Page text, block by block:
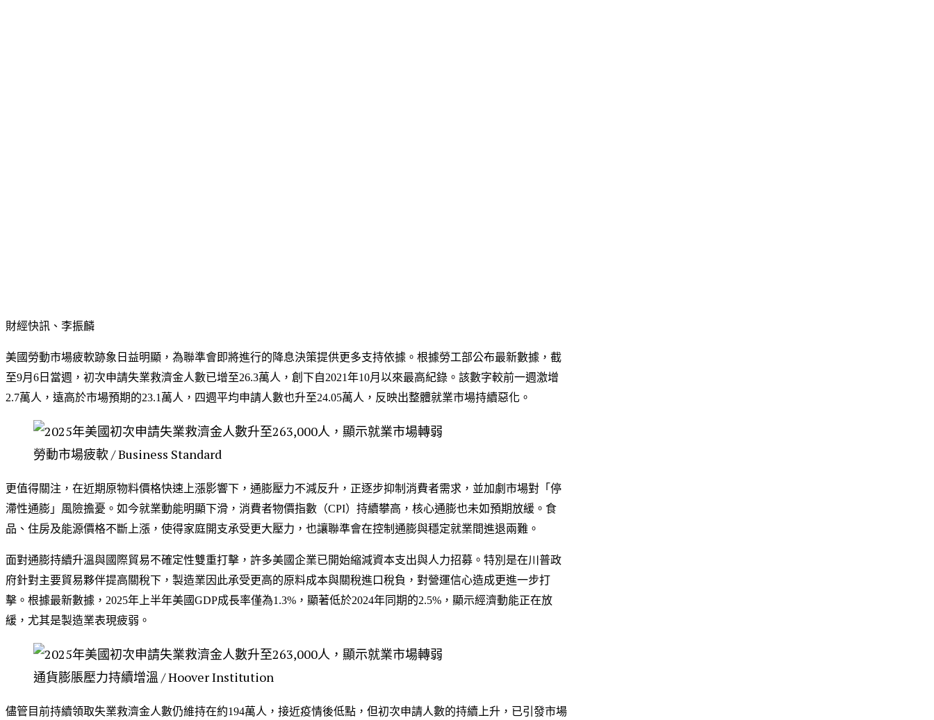
財經快訊、李振麟
美國勞動市場疲軟跡象日益明顯，為聯準會即將進行的降息決策提供更多支持依據。根據勞工部公布最新數據，截
至9月6日當週，初次申請失業救濟金人數已增至26.3萬人，創下自2021年10月以來最高紀錄。該數字較前一週激增
2.7萬人，遠高於市場預期的23.1萬人，四週平均申請人數也升至24.05萬人，反映出整體就業市場持續惡化。
勞動市場疲軟 / Business Standard
更值得關注，在近期原物料價格快速上漲影響下，通膨壓力不減反升，正逐步抑制消費者需求，並加劇市場對「停
滯性通膨」風險擔憂。如今就業動能明顯下滑，消費者物價指數（CPI）持續攀高，核心通膨也未如預期放緩。食
品、住房及能源價格不斷上漲，使得家庭開支承受更大壓力，也讓聯準會在控制通膨與穩定就業間進退兩難。
面對通膨持續升溫與國際貿易不確定性雙重打擊，許多美國企業已開始縮減資本支出與人力招募。特別是在川普政
府針對主要貿易夥伴提高關稅下，製造業因此承受更高的原料成本與關稅進口稅負，對營運信心造成更進一步打
擊。根據最新數據，2025年上半年美國GDP成長率僅為1.3%，顯著低於2024年同期的2.5%，顯示經濟動能正在放
緩，尤其是製造業表現疲弱。
通貨膨脹壓力持續增溫 / Hoover Institution
儘管目前持續領取失業救濟金人數仍維持在約194萬人，接近疫情後低點，但初次申請人數的持續上升，已引發市場